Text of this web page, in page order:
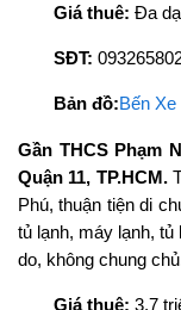
Giá thuê: Đa
SĐT:
Bản đồ:Bến
Gần THCS Phạm
Quận 11, TP.HCM.
Phú, thuận tiện di
tủ lạnh, máy lạnh,
do, không chung
Giá thuê: 3,7